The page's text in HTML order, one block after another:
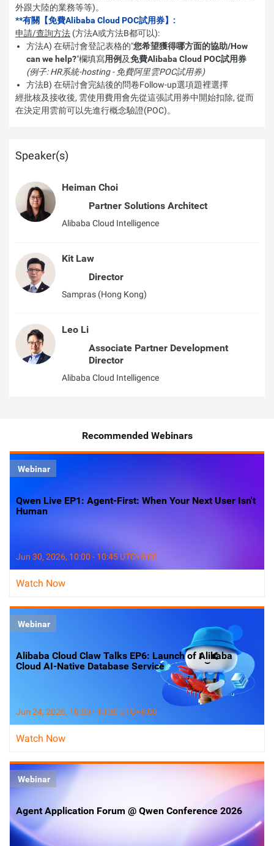
外跟大陸的業務等等)。
**有關【免費Alibaba Cloud POC試用券】:
申請/查詢方法 (方法A或方法B都可以):
方法A) 在研討會登記表格的"您希望獲得哪方面的協助/How
can we help?"欄填寫用例及免費Alibaba Cloud POC試用券
(例子: HR系統-hosting - 免費阿里雲POC試用券)
方法B) 在研討會完結後的問卷Follow-up選項題裡選擇
經批核及接收後, 雲使用費用會先從這張試用券中開始扣除, 從而
在決定用雲前可以先進行概念驗證(POC)。
Speaker(s)
Heiman Choi
Partner Solutions Architect
Alibaba Cloud Intelligence
Kit Law
Director
Sampras (Hong Kong)
Leo Li
Associate Partner Development
Director
Alibaba Cloud Intelligence
Recommended Webinars
Webinar
Qwen Live EP1: Agent-First: When Your Next User Isn't
Human
Jun 30, 2026, 10:00 - 10:45 UTC+8:00
Watch Now
Webinar
Alibaba Cloud Claw Talks EP6: Launch of Alibaba
Cloud AI-Native Database Service
Jun 24, 2026, 10:00 - 10:30 UTC+8:00
Watch Now
Webinar
Agent Application Forum @ Qwen Conference 2026